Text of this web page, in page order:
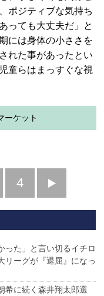
ポジティブな気持ち
っても大丈夫だ」と
には身体の小ささを
れた事があったとい
童らはまっすぐな視
ーケット
4
へ
った」と言い切るイチロ
リーグが『退屈』になっ
希に続く森井翔太郎選